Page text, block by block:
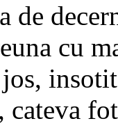
cu
cateva